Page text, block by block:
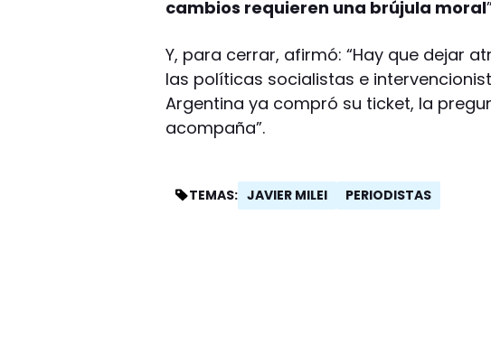
cambios requieren una brújula moral
Y, para cerrar, afirmó: “Hay que dejar
las políticas socialistas e
Argentina ya compró su ticket, la
acompaña”.
TEMAS: JAVIER MILEI PERIODISTAS